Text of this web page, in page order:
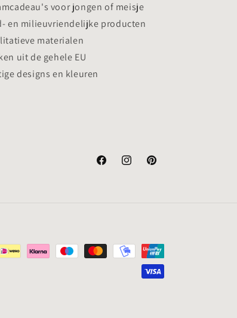
voor jongen of meisje
en milieuvriendelijke producten
materialen
uit de gehele EU
designs en kleuren
FacebookInstagramPinterest